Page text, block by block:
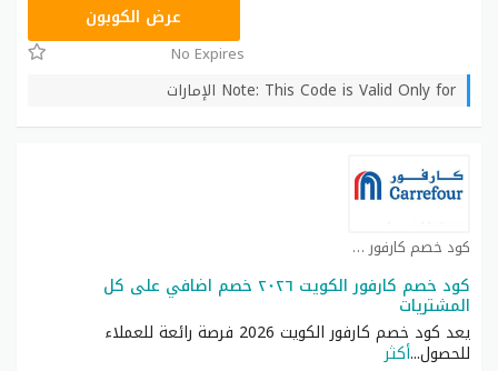
عرض الكوبون
No Expires
Note: This Code is Valid Only for الإمارات
كود خصم كارفور كوبون
كود خصم كارفور الكويت ٢٠٢٦ خصم اضافي على كل
المشتريات
يعد كود خصم كارفور الكويت 2026 فرصة رائعة للعملاء
للحصول...أكثر